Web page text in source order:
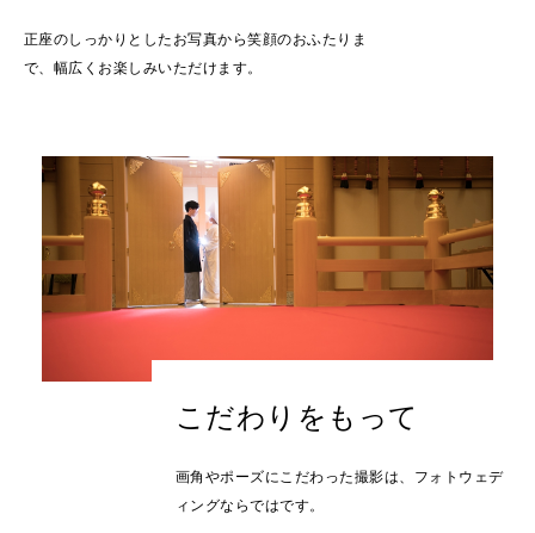
正座のしっかりとしたお写真から笑顔のおふたりま
で、幅広くお楽しみいただけます。
こだわりをもって
画角やポーズにこだわった撮影は、フォトウェデ
ィングならではです。